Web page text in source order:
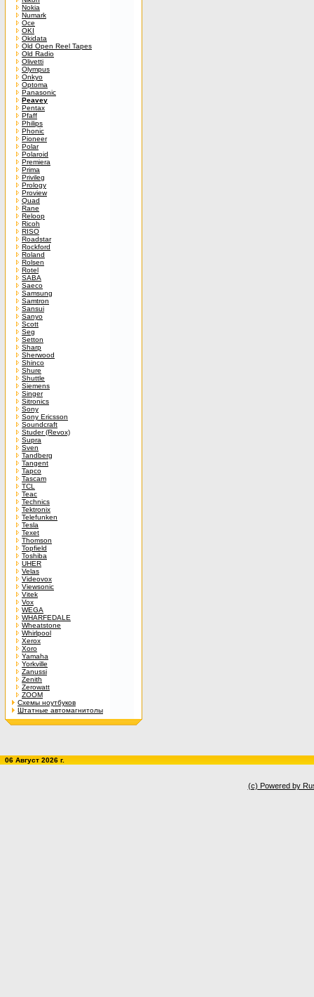
Nokia
Numark
Oce
OKI
Okidata
Old Open Reel Tapes
Old Radio
Olivetti
Olympus
Onkyo
Optoma
Panasonic
Peavey
Pentax
Pfaff
Philips
Phonic
Pioneer
Polar
Polaroid
Premiera
Prima
Privileg
Prology
Proview
Quad
Rane
Reloop
Ricoh
RISO
Roadstar
Rockford
Roland
Rolsen
Rotel
SABA
Saeco
Samsung
Samtron
Sansui
Sanyo
Scott
Seg
Setton
Sharp
Sherwood
Shinco
Shure
Shuttle
Siemens
Singer
Sitronics
Sony
Sony Ericsson
Soundcraft
Studer (Revox)
Supra
Sven
Tandberg
Tangent
Tapco
Tascam
TCL
Teac
Technics
Tektronix
Telefunken
Tesla
Texet
Thomson
Topfield
Toshiba
UHER
Velas
Videovox
Viewsonic
Vitek
Vox
WEGA
WHARFEDALE
Wheatstone
Whirlpool
Xerox
Xoro
Yamaha
Yorkville
Zanussi
Zenith
Zerowatt
ZOOM
Схемы ноутбуков
Штатные автомагнитолы
06 Август 2026 г.
(c) Powered by